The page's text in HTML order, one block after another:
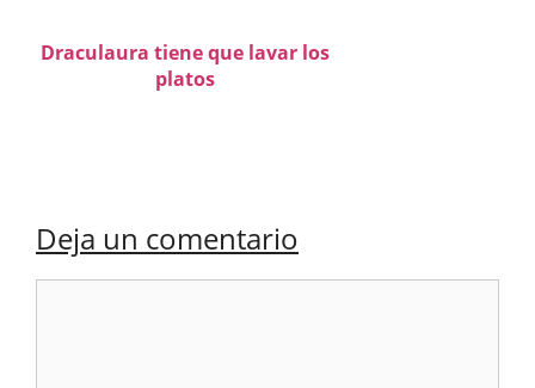
Draculaura tiene que lavar los
platos
Deja un comentario